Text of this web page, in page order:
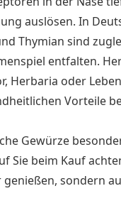
auslösen. In
Thymian sind
entfalten.
Herbaria oder
Vorteile
Gewürze
Sie beim Kauf
sondern